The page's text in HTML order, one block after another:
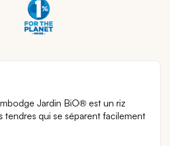
Jardin BiO® est un riz
tendres qui se séparent facilement